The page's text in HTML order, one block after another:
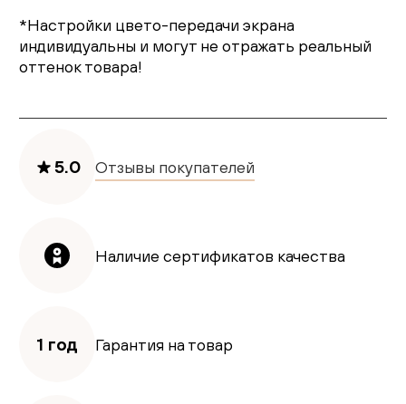
*Настройки цвето-передачи экрана
индивидуальны и могут не отражать реальный
оттенок товара!
5.0 Отзывы покупателей
Наличие сертификатов качества
1 год Гарантия на товар